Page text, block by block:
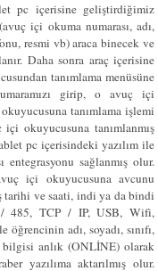
pc içerisine geliştirdiğimiz
içi okuma numarası, adı,
resmi vb) araca binecek ve
Daha sonra araç içerisine
tanımlama menüsüne
girip, o avuç içi
tanımlama işlemi
okuyucusuna tanımlanmış
pc içerisindeki yazılım ile
sağlanmış olur.
içi okuyucusuna avcunu
tarihi ve saati, indi ya da bindi
/ 485, TCP / IP, USB, Wifi,
adı, soyadı, sınıfı,
bilgisi anlık (ONLİNE) olarak
yazılıma aktarılmış olur.